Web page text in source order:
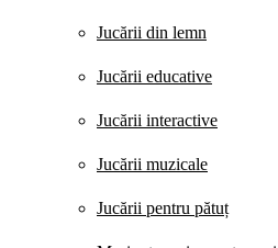
Jucării din lemn
Jucării educative
Jucării interactive
Jucării muzicale
Jucării pentru pătuț